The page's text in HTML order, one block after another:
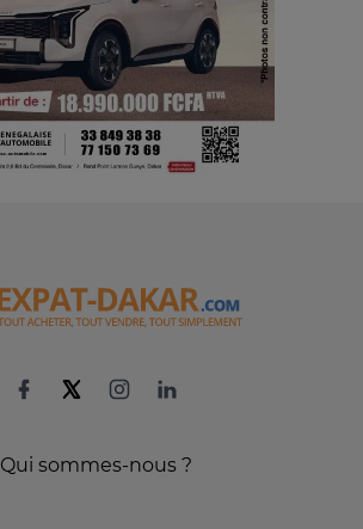
Qui sommes-nous ?